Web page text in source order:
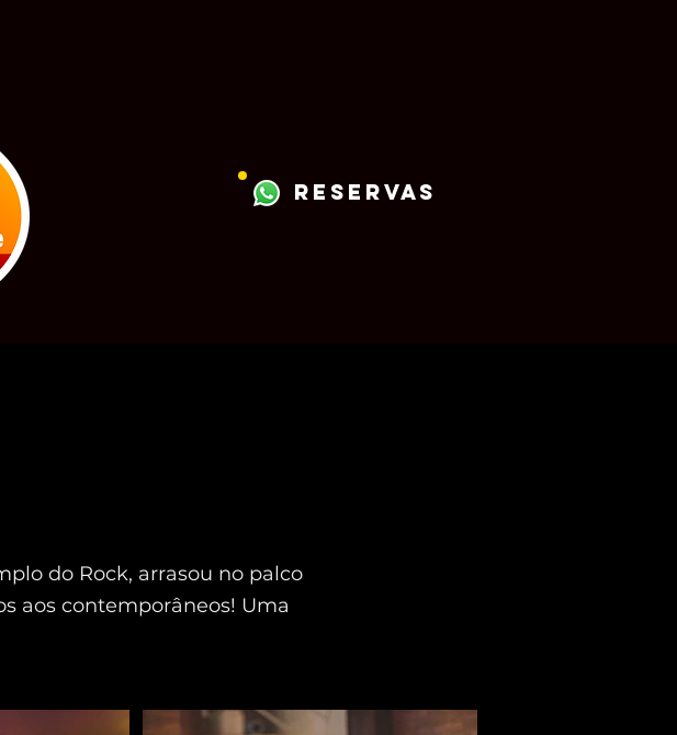
reservas
do Rock, arrasou no palco
aos contemporâneos! Uma